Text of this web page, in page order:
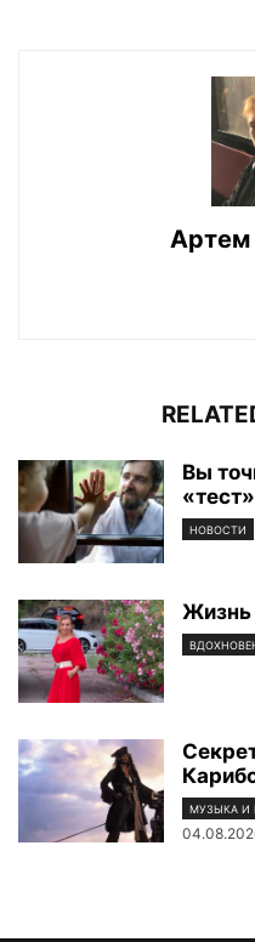
Артем
Вы
НОВОСТИ
Жизнь
МУЗЫКА И